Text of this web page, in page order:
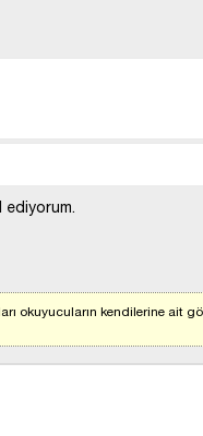
ediyorum.
okuyucuların kendilerine ait